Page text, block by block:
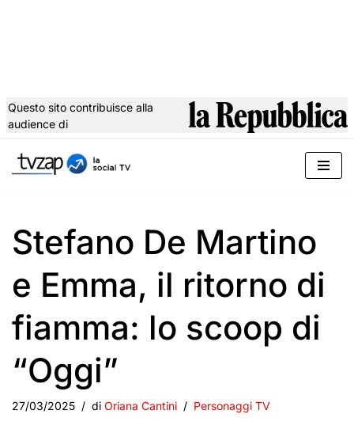
al
Questo sito contribuisce alla
audience di
Stefano De Martino
e Emma, il ritorno di
fiamma: lo scoop di
“Oggi”
27/03/2025 di Oriana Cantini Personaggi TV